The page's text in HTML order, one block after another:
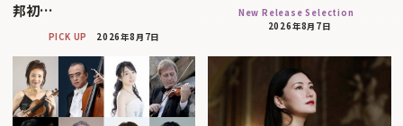
邦初…
PICK UP 2026年8月7日
New Release Selection
2026年8月7日